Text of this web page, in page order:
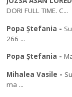
DORI FULL TIME. C...
Popa Ștefania -
266 ...
Popa Ștefania -
Mihalea Vasile -
ma ...